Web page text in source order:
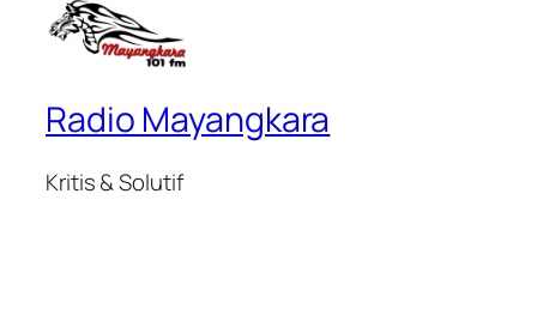
Radio Mayangkara
Kritis & Solutif